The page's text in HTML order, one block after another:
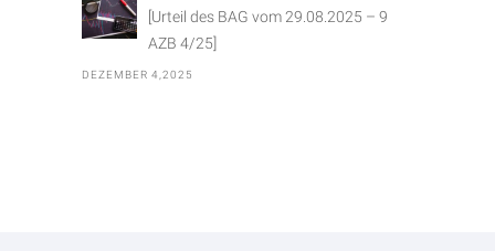
[Urteil des BAG vom 29.08.2025 – 9
AZB 4/25]
DEZEMBER 4,2025